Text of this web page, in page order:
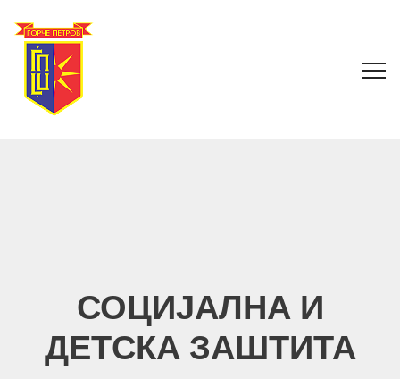
СОЦИЈАЛНА И
ДЕТСКА ЗАШТИТА